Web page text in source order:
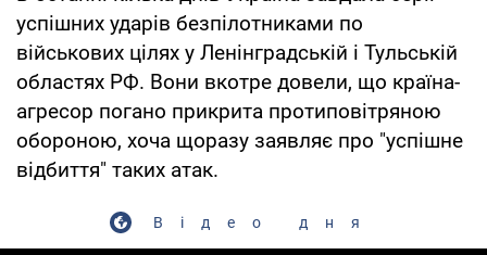
успішних ударів безпілотниками по
військових цілях у Ленінградській і Тульській
областях РФ. Вони вкотре довели, що країна-
агресор погано прикрита протиповітряною
обороною, хоча щоразу заявляє про "успішне
відбиття" таких атак.
Відео дня